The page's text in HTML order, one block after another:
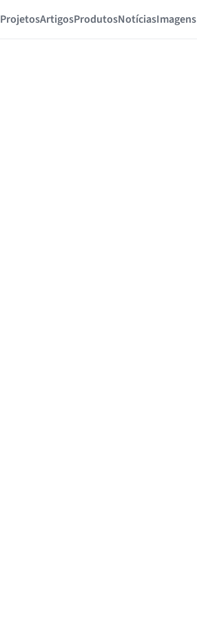
ProjetosArtigosProdutosNotíciasImagens